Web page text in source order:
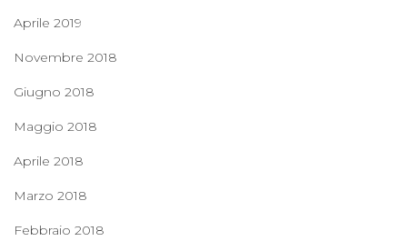
Aprile 2019
Novembre 2018
Giugno 2018
Maggio 2018
Aprile 2018
Marzo 2018
Febbraio 2018